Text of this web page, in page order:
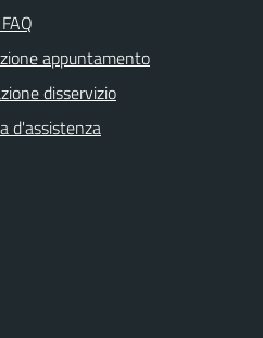
appuntamento
disservizio
d'assistenza